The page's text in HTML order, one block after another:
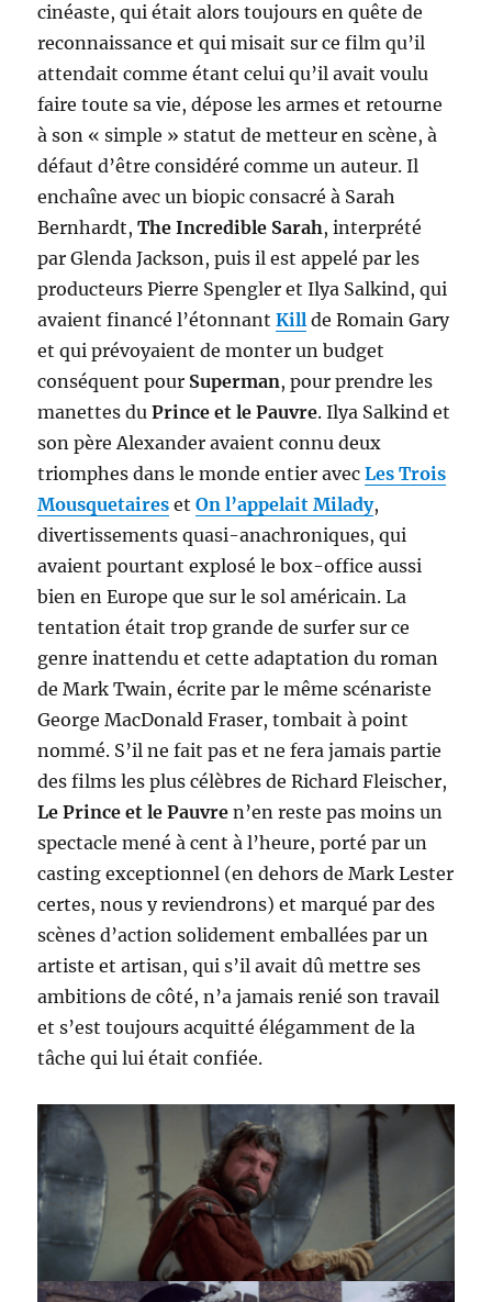
cinéaste, qui était alors toujours en quête de
reconnaissance et qui misait sur ce film qu’il
attendait comme étant celui qu’il avait voulu
faire toute sa vie, dépose les armes et retourne
à son « simple » statut de metteur en scène, à
défaut d’être considéré comme un auteur. Il
enchaîne avec un biopic consacré à Sarah
Bernhardt,The Incredible Sarah, interprété
par Glenda Jackson, puis il est appelé par les
producteurs Pierre Spengler et Ilya Salkind, qui
avaient financé l’étonnantKill de Romain Gary
et qui prévoyaient de monter un budget
conséquent pour Superman, pour prendre les
manettes duPrince et le Pauvre. Ilya Salkind et
son père Alexander avaient connu deux
triomphes dans le monde entier avecLes Trois
Mousquetaires etOn l’appelait Milady,
divertissements quasi-anachroniques, qui
avaient pourtant explosé le box-office aussi
bien en Europe que sur le sol américain. La
tentation était trop grande de surfer sur ce
genre inattendu et cette adaptation du roman
de Mark Twain, écrite par le même scénariste
George MacDonald Fraser, tombait à point
nommé. S’il ne fait pas et ne fera jamais partie
des films les plus célèbres de Richard Fleischer,
Le Prince et le Pauvre n’en reste pas moins un
spectacle mené à cent à l’heure, porté par un
casting exceptionnel (en dehors de Mark Lester
certes, nous y reviendrons) et marqué par des
scènes d’action solidement emballées par un
artiste et artisan, qui s’il avait dû mettre ses
ambitions de côté, n’a jamais renié son travail
et s’est toujours acquitté élégamment de la
tâche qui lui était confiée.